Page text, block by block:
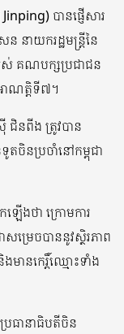
បានផ្ញើសារ
នាយករដ្ឋមន្រ្តីនៃ
ស់ គណបក្សប្រជាជន
អាណត្តិទី៧។
នពីង ត្រូវបាន
ចិនប្រចាំនៅកម្ពុជា
ើងថា ក្រោមការ
ម្រេចបាននូវស្ថិរភាព
មានកេរ្តិ៍ឈ្មោះទាំង
រធានាធិបតីចិន